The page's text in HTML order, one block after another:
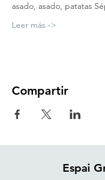
asado, asado, patatas
Leer más ->
Compartir
Espai